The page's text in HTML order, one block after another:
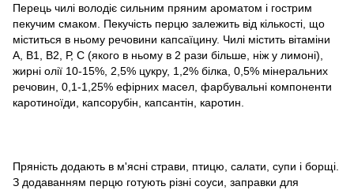
Перець чилі володіє сильним пряним ароматом і гострим
пекучим смаком. Пекучість перцю залежить від кількості, що
міститься в ньому речовини капсаїцину. Чилі містить вітаміни
А, В1, В2, Р, С (якого в ньому в 2 рази більше, ніж у лимоні),
жирні олії 10-15%, 2,5% цукру, 1,2% білка, 0,5% мінеральних
речовин, 0,1-1,25% ефірних масел, фарбувальні компоненти
каротиноїди, капсорубін, капсантін, каротин.
Пряність додають в м'ясні страви, птицю, салати, супи і борщі.
З додаванням перцю готують різні соуси, заправки для